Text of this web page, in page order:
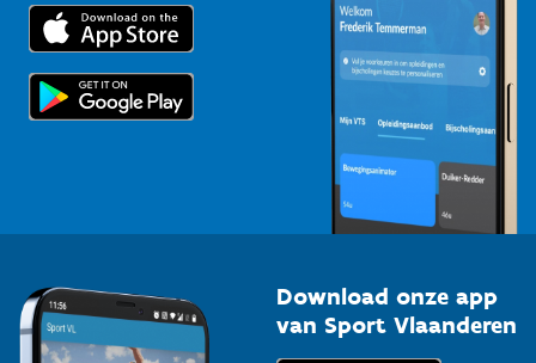
Trainers en begeleiders
Topsporters
Voor de pers
Download onze app
van Sport Vlaanderen